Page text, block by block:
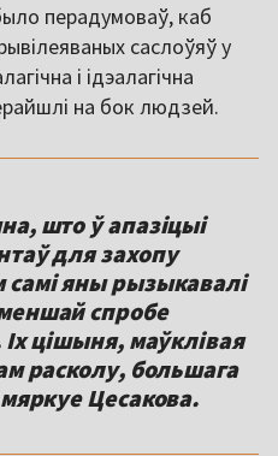
перадумоваў, каб
саслоўяў у
і ідэалагічна
на бок людзей.
што ў апазіцыі
для захопу
яны рызыкавалі
спробе
Іх цішыня, маўклівая
расколу, большага
Цесакова.